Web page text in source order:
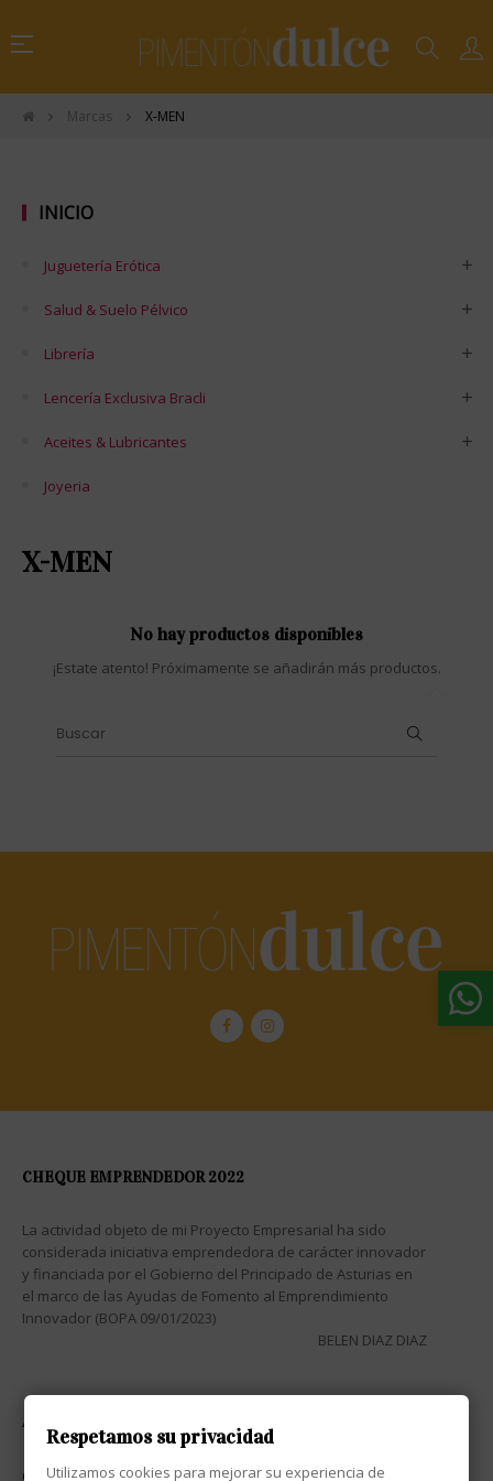
Navegación
palanca
☰
Marcas X-MEN
INICIO
Juguetería Erótica
Salud & Suelo Pélvico
Librería
Lencería Exclusiva Bracli
Aceites & Lubricantes
Joyeria
X-MEN
No hay productos disponibles
¡Estate atento! Próximamente se añadirán más productos.
CHEQUE EMPRENDEDOR 2022
La actividad objeto de mi Proyecto Empresarial ha sido
considerada iniciativa emprendedora de carácter innovador
y financiada por el Gobierno del Principado de Asturias en
el marco de las Ayudas de Fomento al Emprendimiento
Innovador (BOPA 09/01/2023)
BELEN DIAZ DIAZ
ATENCIÓN AL CLIENTE
CONTACTO
Respetamos su privacidad
Utilizamos cookies para mejorar su experiencia de